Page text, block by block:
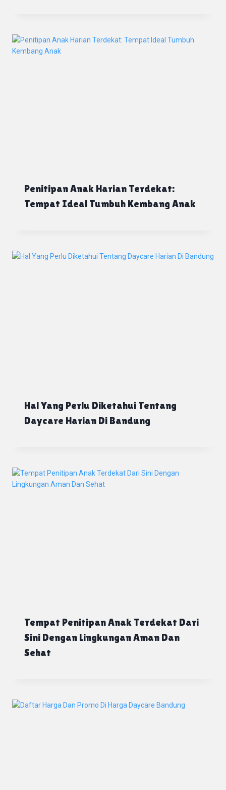
Penitipan Anak Harian Terdekat:
Tempat Ideal Tumbuh Kembang Anak
Hal Yang Perlu Diketahui Tentang
Daycare Harian Di Bandung
Tempat Penitipan Anak Terdekat Dari
Sini Dengan Lingkungan Aman Dan
Sehat